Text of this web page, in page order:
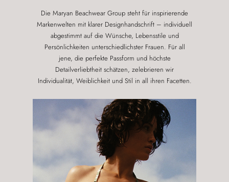
Die Maryan Beachwear Group steht für inspirierende
Markenwelten mit klarer Designhandschrift – individuell
abgestimmt auf die Wünsche, Lebensstile und
Persönlichkeiten unterschiedlichster Frauen. Für all
jene, die perfekte Passform und höchste
Detailverliebtheit schätzen, zelebrieren wir
Individualität, Weiblichkeit und Stil in all ihren Facetten.